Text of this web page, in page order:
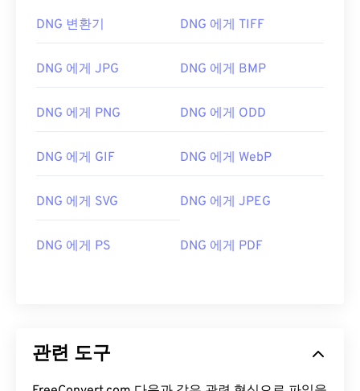
DNG 변환기 DNG 에게 TIFF
DNG 에게 JPG DNG 에게 BMP
DNG 에게 PNG DNG 에게 ODD
DNG 에게 GIF DNG 에게 WebP
DNG 에게 SVG DNG 에게 JPEG
DNG 에게 PS DNG 에게 PDF
관련 도구